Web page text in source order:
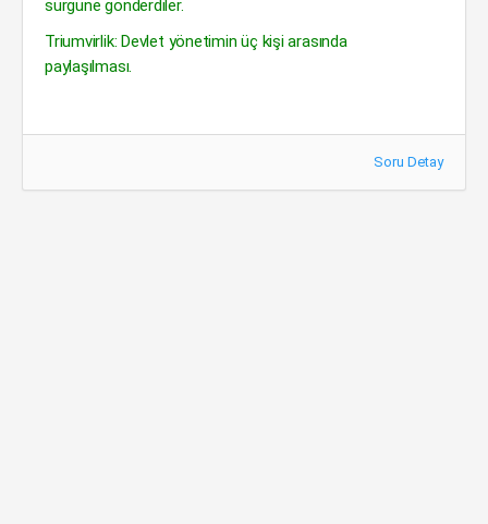
sürgüne gönderdiler.
Triumvirlik: Devlet yönetimin üç kişi arasında
paylaşılması.
Soru Detay